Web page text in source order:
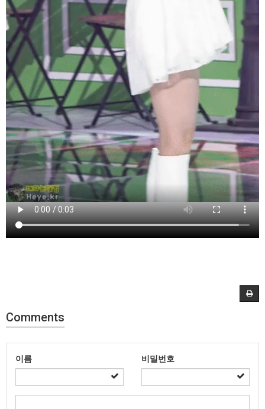
Comments
이름 비밀번호